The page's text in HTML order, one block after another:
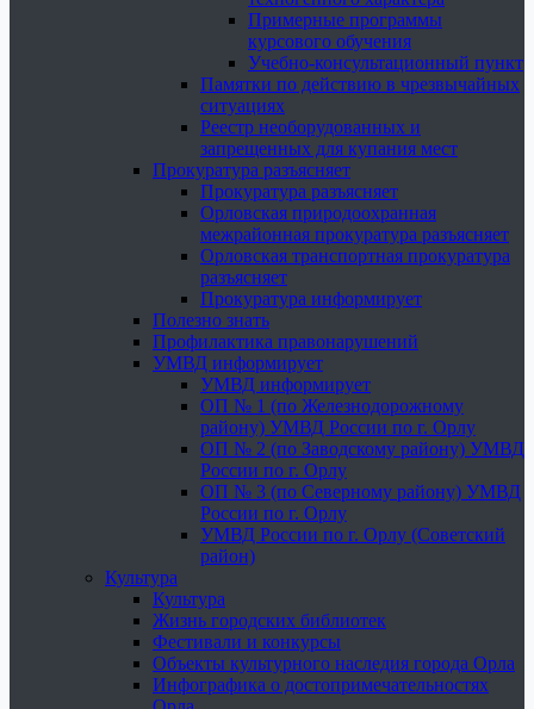
Примерные программы
курсового обучения
Учебно-консультационный пункт
Памятки по действию в чрезвычайных
ситуациях
Реестр необорудованных и
запрещенных для купания мест
Прокуратура разъясняет
Прокуратура разъясняет
Орловская природоохранная
межрайонная прокуратура разъясняет
Орловская транспортная прокуратура
разъясняет
Прокуратура информирует
Полезно знать
Профилактика правонарушений
УМВД информирует
УМВД информирует
ОП № 1 (по Железнодорожному
району) УМВД России по г. Орлу
ОП № 2 (по Заводскому району) УМВД
России по г. Орлу
ОП № 3 (по Северному району) УМВД
России по г. Орлу
УМВД России по г. Орлу (Советский
район)
Культура
Культура
Жизнь городских библиотек
Фестивали и конкурсы
Объекты культурного наследия города Орла
Инфографика о достопримечательностях